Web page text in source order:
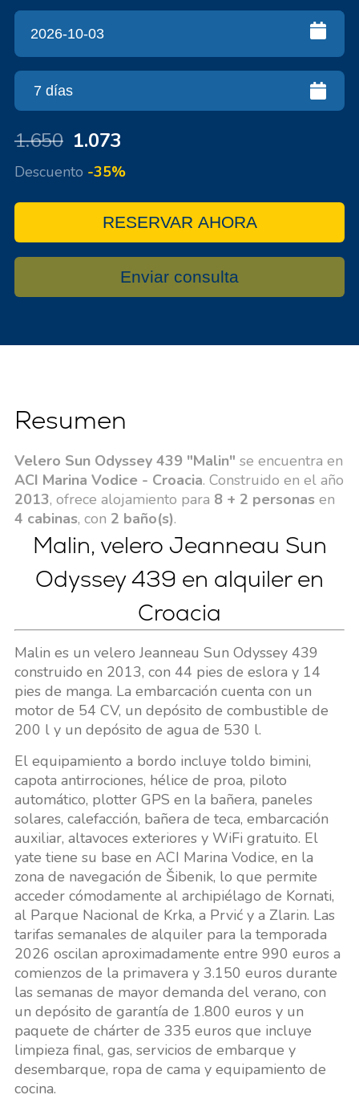
1.650 1.073
Descuento -35%
RESERVAR AHORA
Enviar consulta
Resumen
Velero Sun Odyssey 439 "Malin" se encuentra en
ACI Marina Vodice - Croacia. Construido en el año
2013, ofrece alojamiento para 8 + 2 personasen
4 cabinas, con 2 baño(s).
Malin, velero Jeanneau Sun
Odyssey 439 en alquiler en
Croacia
Malin es un velero Jeanneau Sun Odyssey 439
construido en 2013, con 44 pies de eslora y 14
pies de manga. La embarcación cuenta con un
motor de 54 CV, un depósito de combustible de
200 l y un depósito de agua de 530 l.
El equipamiento a bordo incluye toldo bimini,
capota antirrociones, hélice de proa, piloto
automático, plotter GPS en la bañera, paneles
solares, calefacción, bañera de teca, embarcación
auxiliar, altavoces exteriores y WiFi gratuito. El
yate tiene su base en ACI Marina Vodice, en la
zona de navegación de Šibenik, lo que permite
acceder cómodamente al archipiélago de Kornati,
al Parque Nacional de Krka, a Prvić y a Zlarin. Las
tarifas semanales de alquiler para la temporada
2026 oscilan aproximadamente entre 990 euros a
comienzos de la primavera y 3.150 euros durante
las semanas de mayor demanda del verano, con
un depósito de garantía de 1.800 euros y un
paquete de chárter de 335 euros que incluye
limpieza final, gas, servicios de embarque y
desembarque, ropa de cama y equipamiento de
cocina.